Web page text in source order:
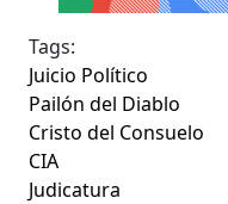
Tags:
Juicio Político
Pailón del Diablo
Cristo del Consuelo
CIA
Judicatura